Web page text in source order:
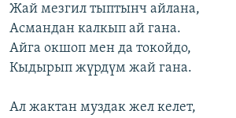
Жай мезгил тыптынч айлана,
Асмандан калкып ай гана.
Айга окшоп мен да токойдо,
Кыдырып жүрдүм жай гана.
Ал жактан муздак жел келет,